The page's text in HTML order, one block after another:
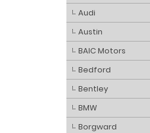
Audi
Austin
BAIC Motors
Bedford
Bentley
BMW
Borgward